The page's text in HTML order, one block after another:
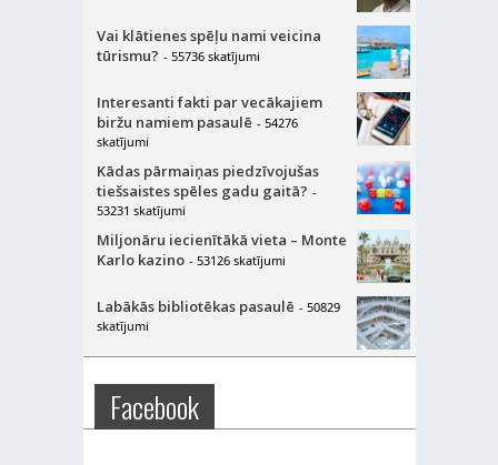
Vai klātienes spēļu nami veicina
tūrismu? - 55736 skatījumi
Interesanti fakti par vecākajiem
biržu namiem pasaulē - 54276
skatījumi
Kādas pārmaiņas piedzīvojušas
tiešsaistes spēles gadu gaitā? -
53231 skatījumi
Miljonāru iecienītākā vieta – Monte
Karlo kazino - 53126 skatījumi
Labākās bibliotēkas pasaulē - 50829
skatījumi
Facebook